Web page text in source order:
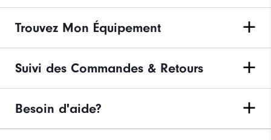
Trouvez Mon Équipement
Suivi des Commandes & Retours
Besoin d'aide?